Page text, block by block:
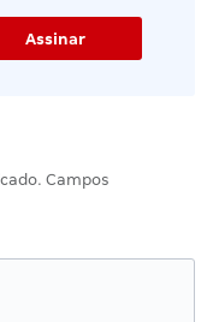
Campos